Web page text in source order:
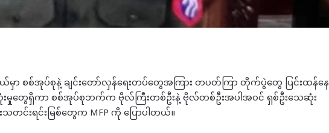
မှာ စစ်အုပ်စုနဲ့ ချင်းတော်လှန်ရေးတပ်တွေအကြား တပတ်ကြာ တိုက်ပွဲတွေ ပြင်းထန်နေ
မှုတွေရှိကာ စစ်အုပ်စုဘက်က ဗိုလ်ကြီးတစ်ဦးနဲ့ ဗိုလ်တစ်ဦးအပါအဝင် ရှစ်ဦးသေဆုံး
င်းရင်းမြစ်တွေက MFP ကို ပြောပါတယ်။